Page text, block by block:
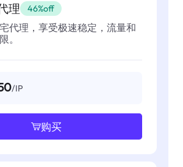
理 46%off
代理，享受极速稳定，流量和
。
/IP
购买